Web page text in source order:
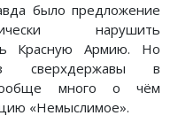
было предложение
нарушить
Красную Армию. Но
сверхдержавы в
вообще много о чём
«Немыслимое».